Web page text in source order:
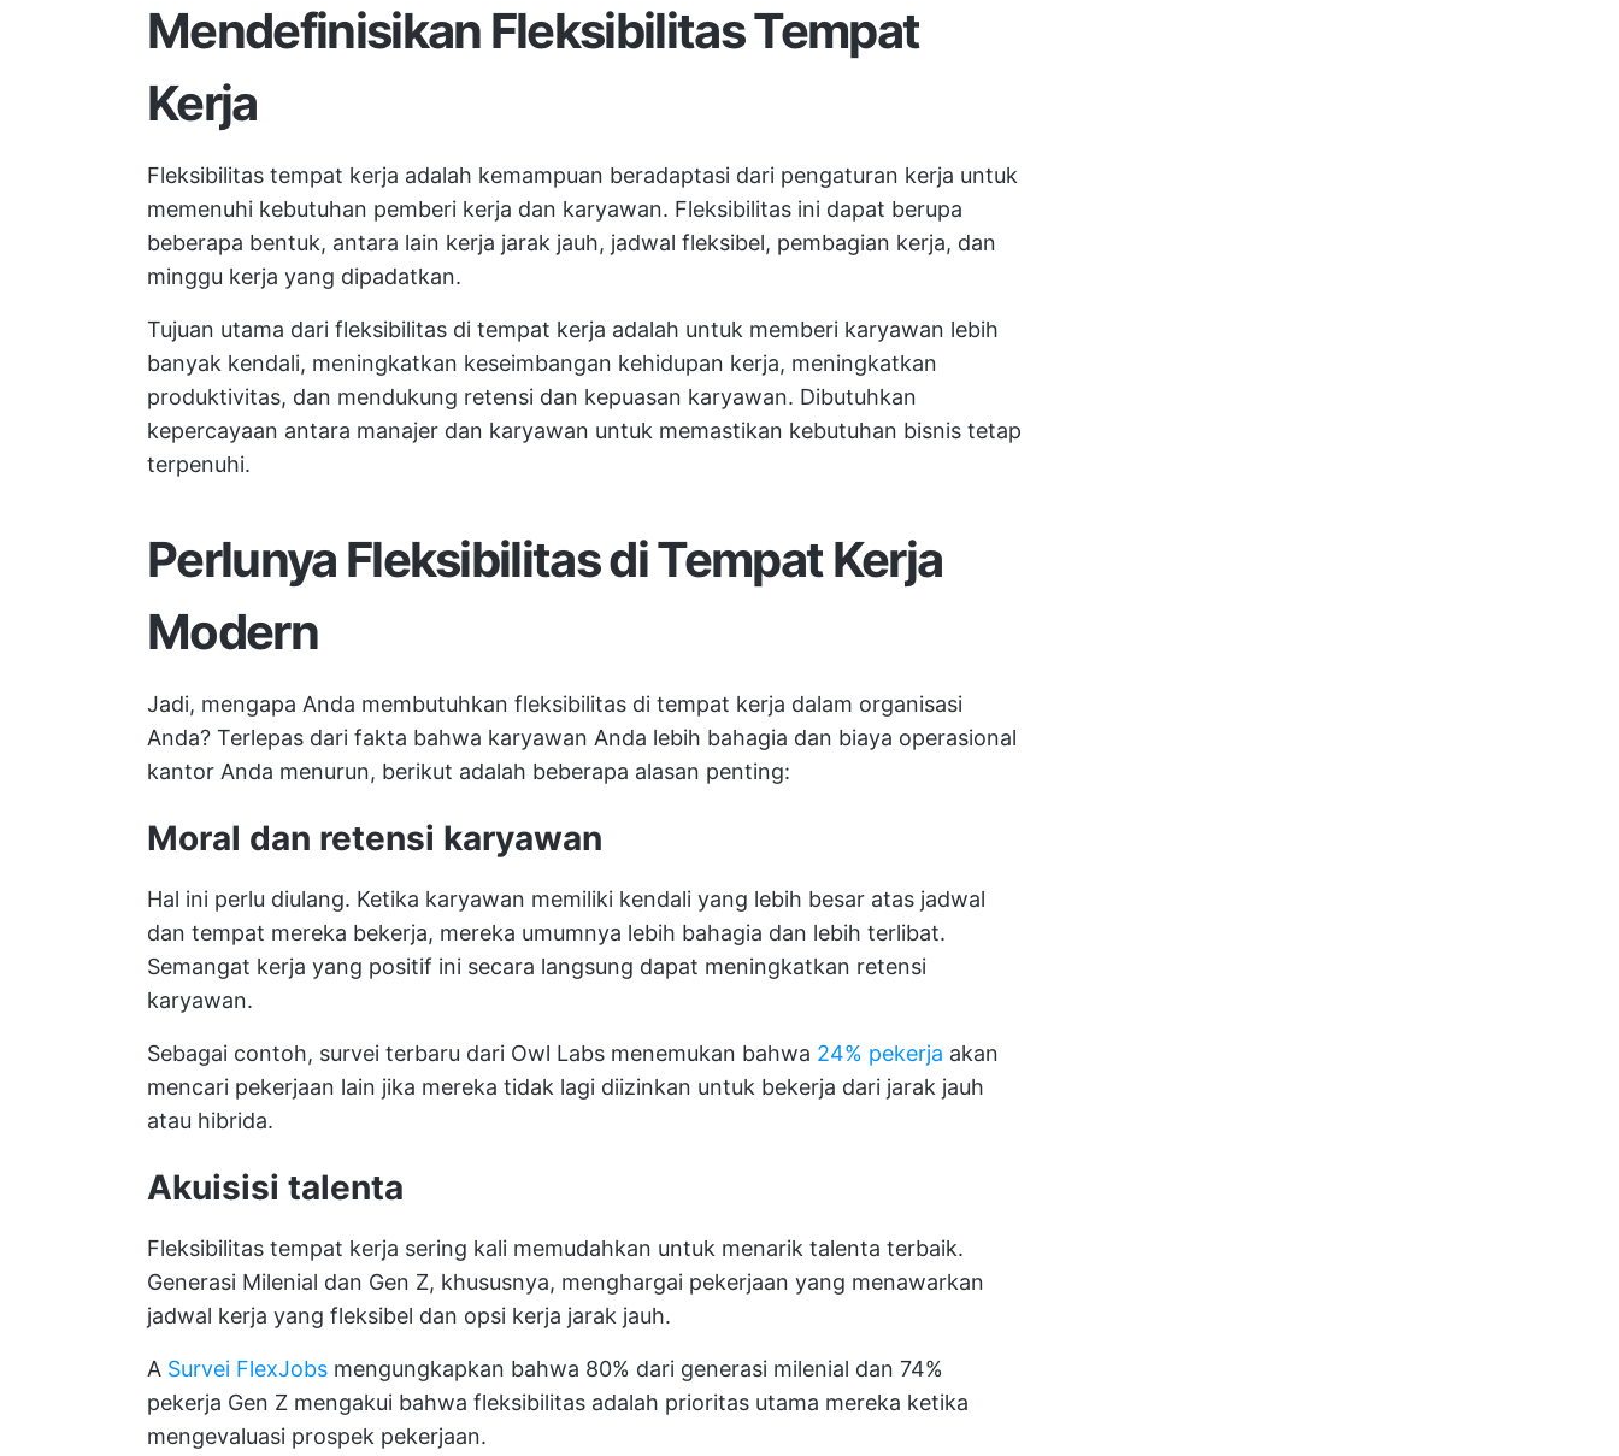
Mendefinisikan Fleksibilitas Tempat
Kerja
Fleksibilitas tempat kerja adalah kemampuan beradaptasi dari pengaturan kerja untuk
memenuhi kebutuhan pemberi kerja dan karyawan. Fleksibilitas ini dapat berupa
beberapa bentuk, antara lain kerja jarak jauh, jadwal fleksibel, pembagian kerja, dan
minggu kerja yang dipadatkan.
Tujuan utama dari fleksibilitas di tempat kerja adalah untuk memberi karyawan lebih
banyak kendali, meningkatkan keseimbangan kehidupan kerja, meningkatkan
produktivitas, dan mendukung retensi dan kepuasan karyawan. Dibutuhkan
kepercayaan antara manajer dan karyawan untuk memastikan kebutuhan bisnis tetap
terpenuhi.
Perlunya Fleksibilitas di Tempat Kerja
Modern
Jadi, mengapa Anda membutuhkan fleksibilitas di tempat kerja dalam organisasi
Anda? Terlepas dari fakta bahwa karyawan Anda lebih bahagia dan biaya operasional
kantor Anda menurun, berikut adalah beberapa alasan penting:
Moral dan retensi karyawan
Hal ini perlu diulang. Ketika karyawan memiliki kendali yang lebih besar atas jadwal
dan tempat mereka bekerja, mereka umumnya lebih bahagia dan lebih terlibat.
Semangat kerja yang positif ini secara langsung dapat meningkatkan retensi
karyawan.
Sebagai contoh, survei terbaru dari Owl Labs menemukan bahwa 24% pekerja akan
mencari pekerjaan lain jika mereka tidak lagi diizinkan untuk bekerja dari jarak jauh
atau hibrida.
Akuisisi talenta
Fleksibilitas tempat kerja sering kali memudahkan untuk menarik talenta terbaik.
Generasi Milenial dan Gen Z, khususnya, menghargai pekerjaan yang menawarkan
jadwal kerja yang fleksibel dan opsi kerja jarak jauh.
A Survei FlexJobs mengungkapkan bahwa 80% dari generasi milenial dan 74%
pekerja Gen Z mengakui bahwa fleksibilitas adalah prioritas utama mereka ketika
mengevaluasi prospek pekerjaan.